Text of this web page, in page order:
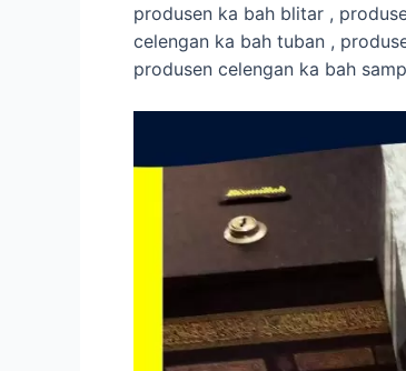
produsen ka bah blitar ,
celengan ka bah tuban ,
produsen celengan ka bah